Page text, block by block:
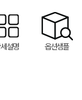
설명 옵션샘플